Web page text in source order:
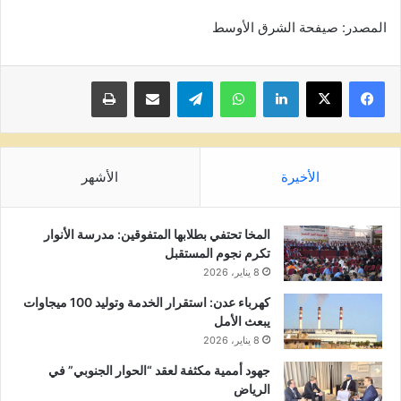
المصدر: صيفحة الشرق الأوسط
لينكدإن واتساب تيلقرام مشاركة عبر البريد طباعة
الأخيرة الأشهر
المخا تحتفي بطلابها المتفوقين: مدرسة الأنوار
تكرم نجوم المستقبل
8 يناير، 2026
كهرباء عدن: استقرار الخدمة وتوليد 100 ميجاوات
يبعث الأمل
8 يناير، 2026
جهود أممية مكثفة لعقد “الحوار الجنوبي” في
الرياض